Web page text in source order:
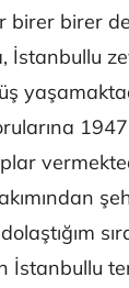
birer birer
İstanbullu
1947
İstanbullu